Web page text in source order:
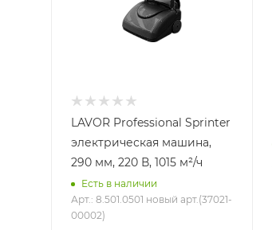
LAVOR Professional Sprinter
электрическая машина,
290 мм, 220 В, 1015 м²/ч
Есть в наличии
Арт.: 8.501.0501 новый арт.(37021-
00002)